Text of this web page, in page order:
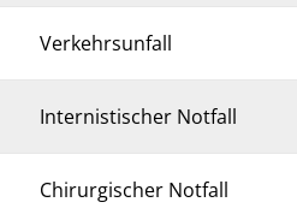
Verkehrsunfall
Internistischer Notfall
Chirurgischer Notfall